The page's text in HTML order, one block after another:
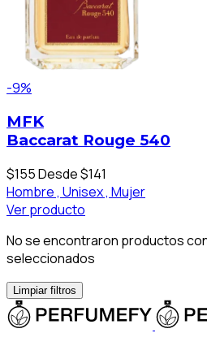
-9%
MFK
Baccarat Rouge 540
$155Desde $141
Hombre , Unisex , Mujer
Ver producto
No se encontraron productos
seleccionados
Limpiar filtros